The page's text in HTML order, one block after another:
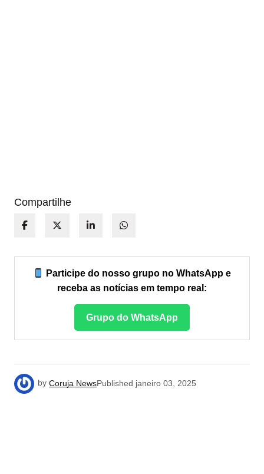
Compartilhe
Participe do nosso grupo no WhatsApp e
receba as notícias em tempo real:
Grupo do WhatsApp
by Coruja NewsPublished janeiro 03, 2025